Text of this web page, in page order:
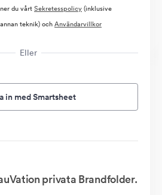
du vårtSekretesspolicy(inklusive
teknik) ochAnvändarvillkor
Eller
in med Smartsheet
privata Brandfolder.